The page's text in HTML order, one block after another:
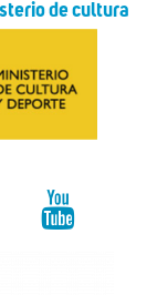
de cultura